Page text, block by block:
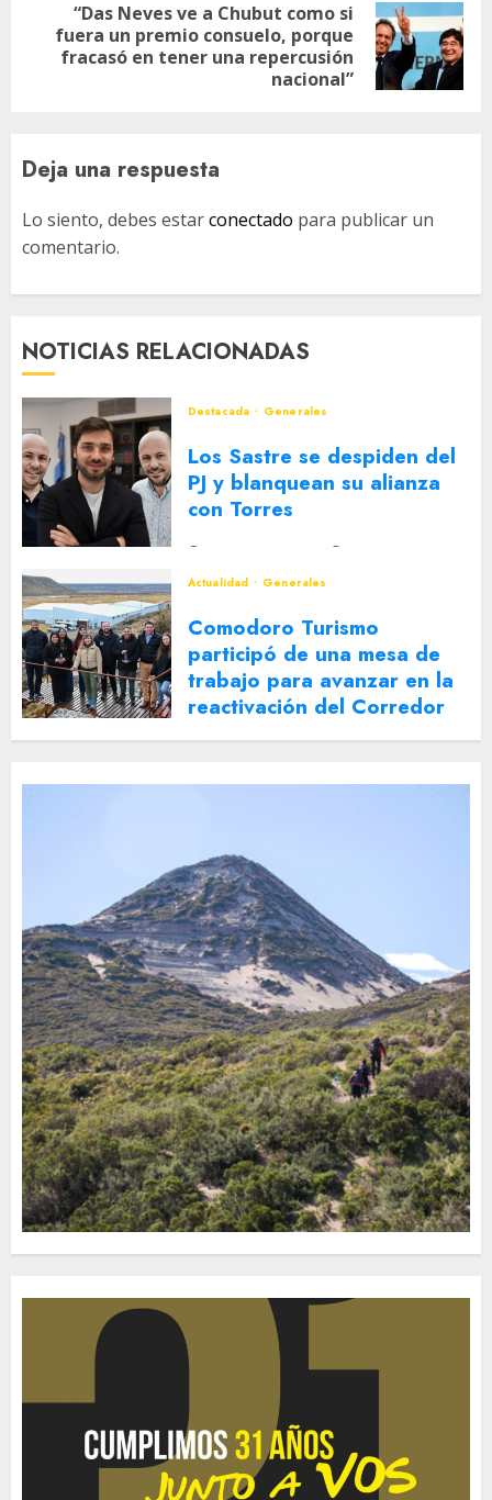
Siguiente
entrada:
“Das Neves ve a Chubut como si
fuera un premio consuelo, porque
fracasó en tener una repercusión
nacional”
Deja una respuesta
Lo siento, debes estarconectado para publicar un
comentario.
NOTICIAS RELACIONADAS
Destacada Generales
Los Sastre se despiden del
PJ y blanquean su alianza
con Torres
Actualidad
Generales
Comodoro Turismo
participó de una mesa de
trabajo para avanzar en la
reactivación del Corredor
Turístico Integrado